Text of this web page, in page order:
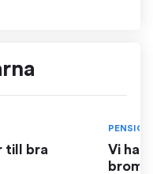
till bra
PENSION
Vi har